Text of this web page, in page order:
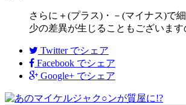
さらに＋(プラス)・－(マイナス)で
少の差異が生じることもございま
Twitter でシェア
Facebook でシェア
Google+ でシェア